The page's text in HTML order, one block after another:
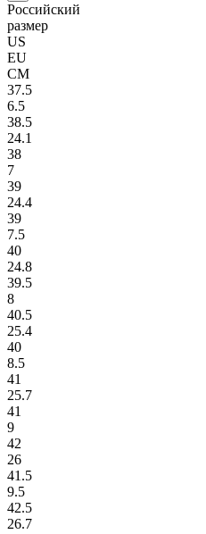
Российский
размер
US
EU
СМ
37.5
6.5
38.5
24.1
38
7
39
24.4
39
7.5
40
24.8
39.5
8
40.5
25.4
40
8.5
41
25.7
41
9
42
26
41.5
9.5
42.5
26.7